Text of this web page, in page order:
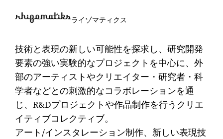
ライゾマティクス
技術と表現の新しい可能性を探求し、研究開発
要素の強い実験的なプロジェクトを中心に、外
部のアーティストやクリエイター・研究者・科
学者などとの刺激的なコラボレーションを通
じ、R&Dプロジェクトや作品制作を行うクリエ
イティブコレクティブ。
アート/インスタレーション制作、新しい表現技